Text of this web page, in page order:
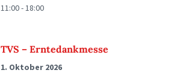
11:00 - 18:00
TVS – Erntedankmesse
1. Oktober 2026